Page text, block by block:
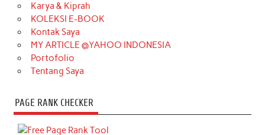
Karya & Kiprah
KOLEKSI E-BOOK
Kontak Saya
MY ARTICLE @YAHOO INDONESIA
Portofolio
Tentang Saya
PAGE RANK CHECKER